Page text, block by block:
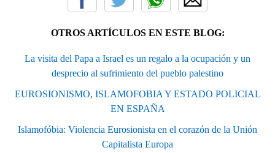
OTROS ARTÍCULOS EN ESTE BLOG:
La visita del Papa a Israel es un regalo a la ocupación y un
desprecio al sufrimiento del pueblo palestino
EUROSIONISMO, ISLAMOFOBIA Y ESTADO POLICIAL
EN ESPAÑA
Islamofóbia: Violencia Eurosionista en el corazón de la Unión
Capitalista Europa